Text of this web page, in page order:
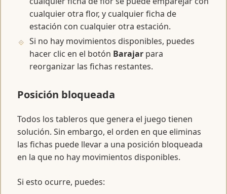
cualquier otra flor, y cualquier ficha de
estación con cualquier otra estación.
Si no hay movimientos disponibles, puedes
hacer clic en el botón Barajar para
reorganizar las fichas restantes.
Posición bloqueada
Todos los tableros que genera el juego tienen
solución. Sin embargo, el orden en que eliminas
las fichas puede llevar a una posición bloqueada
en la que no hay movimientos disponibles.
Si esto ocurre, puedes: